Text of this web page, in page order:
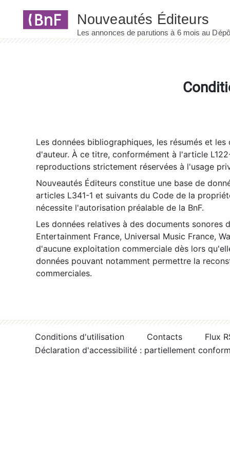
Les données bibliographiques, les résumés et
d'auteur. À ce titre, conformément à l'article
reproductions strictement réservées à l'usage
Nouveautés Éditeurs constitue une base de
articles L341-1 et suivants du Code de la
nécessite l'autorisation préalable de la BnF.
Les données relatives à des documents sonores
Entertainment France, Universal Music France,
d'aucune exploitation commerciale dès lors
données pouvant notamment permettre la
commerciales.
Conditions d'utilisation Contacts
Flux
Déclaration d'accessibilité : partiellement